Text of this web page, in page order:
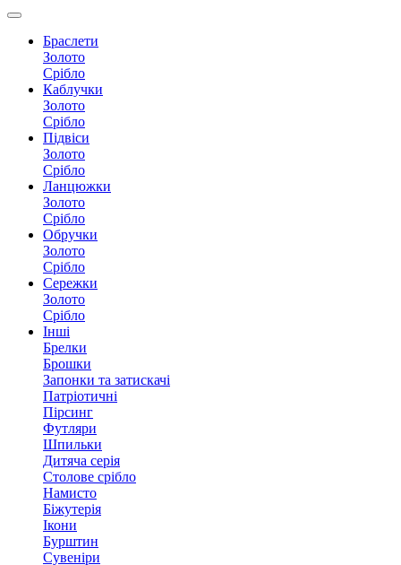
Браслети
Золото
Срібло
Каблучки
Золото
Срібло
Підвіси
Золото
Срібло
Ланцюжки
Золото
Срібло
Обручки
Золото
Срібло
Сережки
Золото
Срібло
Інші
Брелки
Брошки
Запонки та затискачі
Патріотичні
Пірсинг
Футляри
Шпильки
Дитяча серія
Столове срібло
Намисто
Біжутерія
Ікони
Бурштин
Сувеніри